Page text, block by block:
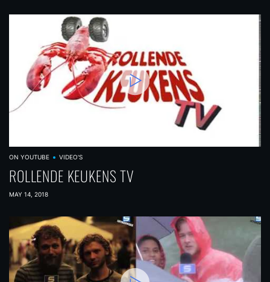
ON YOUTUBE VIDEO'S
ROLLENDE KEUKENS TV
MAY 14, 2018